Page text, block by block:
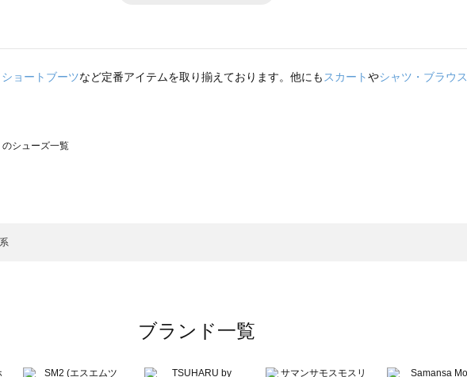
ショートブーツなど定番アイテムを取り揃えております。他にもスカートやシャツ・ブラウス
シューズ一覧
モス）のシューズ一覧
シューズ一覧
ブランド一覧